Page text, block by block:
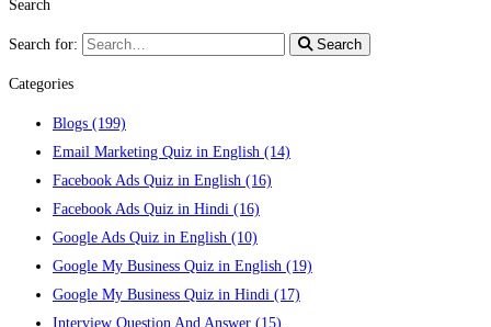
Search
Search for: Search
Categories
Blogs (199)
Email Marketing Quiz in English (14)
Facebook Ads Quiz in English (16)
Facebook Ads Quiz in Hindi (16)
Google Ads Quiz in English (10)
Google My Business Quiz in English (19)
Google My Business Quiz in Hindi (17)
Interview Question And Answer (15)